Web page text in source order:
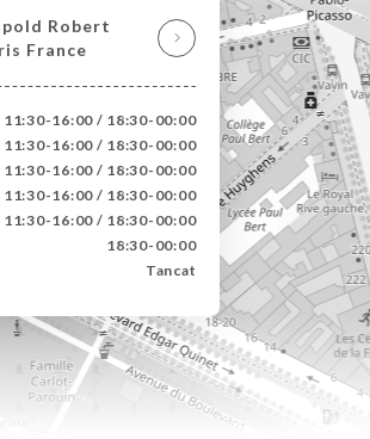
Robert
France
11:30-16:00 / 18:30-00:00
11:30-16:00 / 18:30-00:00
11:30-16:00 / 18:30-00:00
11:30-16:00 / 18:30-00:00
11:30-16:00 / 18:30-00:00
18:30-00:00
Tancat